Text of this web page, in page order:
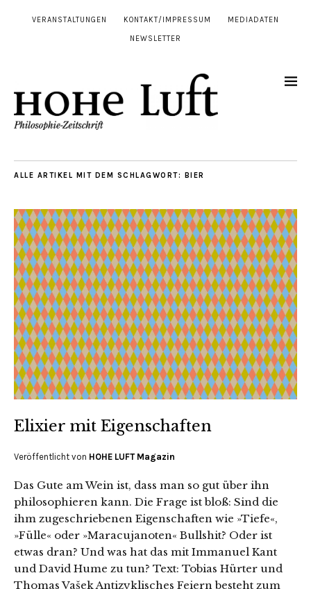
VERANSTALTUNGEN KONTAKT/IMPRESSUM MEDIADATEN
NEWSLETTER
ALLE ARTIKEL MIT DEM SCHLAGWORT: BIER
Elixier mit Eigenschaften
Veröffentlicht von HOHE LUFT Magazin
Das Gute am Wein ist, dass man so gut über ihn
philosophieren kann. Die Frage ist bloß: Sind die
ihm zugeschriebenen Eigenschaften wie »Tiefe«,
»Fülle« oder »Maracujanoten« Bullshit? Oder ist
etwas dran? Und was hat das mit Immanuel Kant
und David Hume zu tun? Text: Tobias Hürter und
Thomas Vašek Antizyklisches Feiern besteht zum